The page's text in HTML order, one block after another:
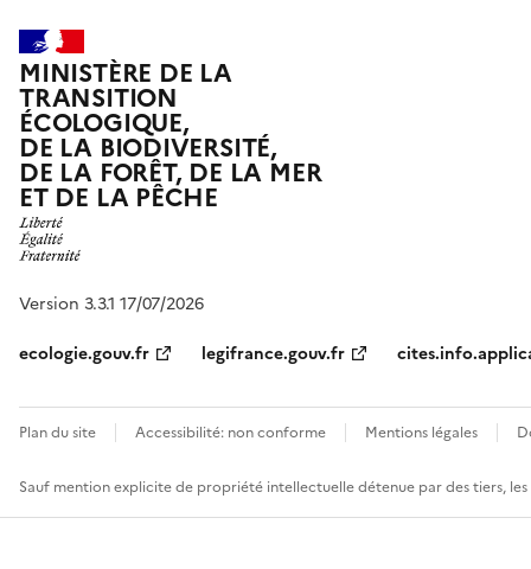
MINISTÈRE DE LA
TRANSITION
ÉCOLOGIQUE,
DE LA BIODIVERSITÉ,
DE LA FORÊT, DE LA MER
ET DE LA PÊCHE
Version 3.3.1 17/07/2026
ecologie.gouv.fr
legifrance.gouv.fr
Plan du site Accessibilité: non conforme Mentions légales
Sauf mention explicite de propriété intellectuelle détenue par des tiers,